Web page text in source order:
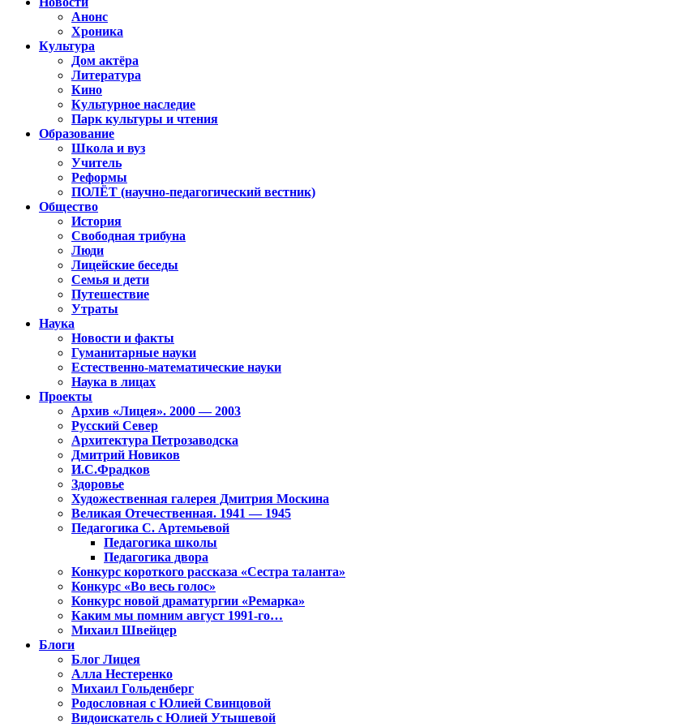
Анонс
Хроника
Культура
Дом актёра
Литература
Кино
Культурное наследие
Парк культуры и чтения
Образование
Школа и вуз
Учитель
Реформы
ПОЛЁТ (научно-педагогический вестник)
Общество
История
Свободная трибуна
Люди
Лицейские беседы
Семья и дети
Путешествие
Утраты
Наука
Новости и факты
Гуманитарные науки
Естественно-математические науки
Наука в лицах
Проекты
Архив «Лицея». 2000 — 2003
Русский Север
Архитектура Петрозаводска
Дмитрий Новиков
И.С.Фрадков
Здоровье
Художественная галерея Дмитрия Москина
Великая Отечественная. 1941 — 1945
Педагогика С. Артемьевой
Педагогика школы
Педагогика двора
Конкурс короткого рассказа «Сестра таланта»
Конкурс «Во весь голос»
Конкурс новой драматургии «Ремарка»
Каким мы помним август 1991-го…
Михаил Швейцер
Блоги
Блог Лицея
Алла Нестеренко
Михаил Гольденберг
Родословная с Юлией Свинцовой
Видоискатель с Юлией Утышевой